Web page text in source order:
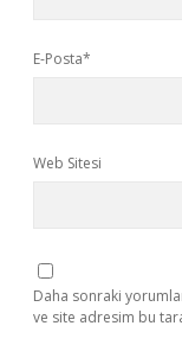
E-Posta*
Web Sitesi
Daha sonraki
ve site adresim bu